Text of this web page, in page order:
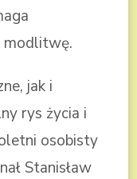
modlitwę.
jak i
rys życia i
osobisty
Stanisław